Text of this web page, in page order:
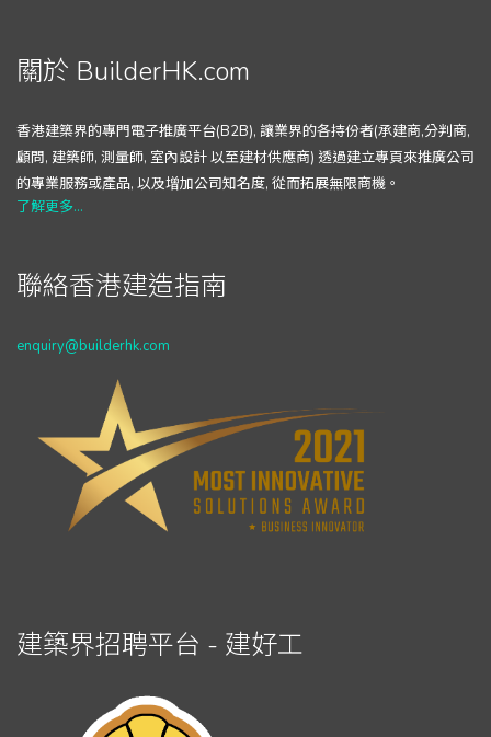
關於 BuilderHK.com
香港建築界的專門電子推廣平台(B2B), 讓業界的各持份者(承建商,分判商,
顧問, 建築師, 測量師, 室內設計 以至建材供應商) 透過建立專頁來推廣公司
的專業服務或產品, 以及增加公司知名度, 從而拓展無限商機。
了解更多...
聯絡香港建造指南
enquiry@builderhk.com
建築界招聘平台 - 建好工